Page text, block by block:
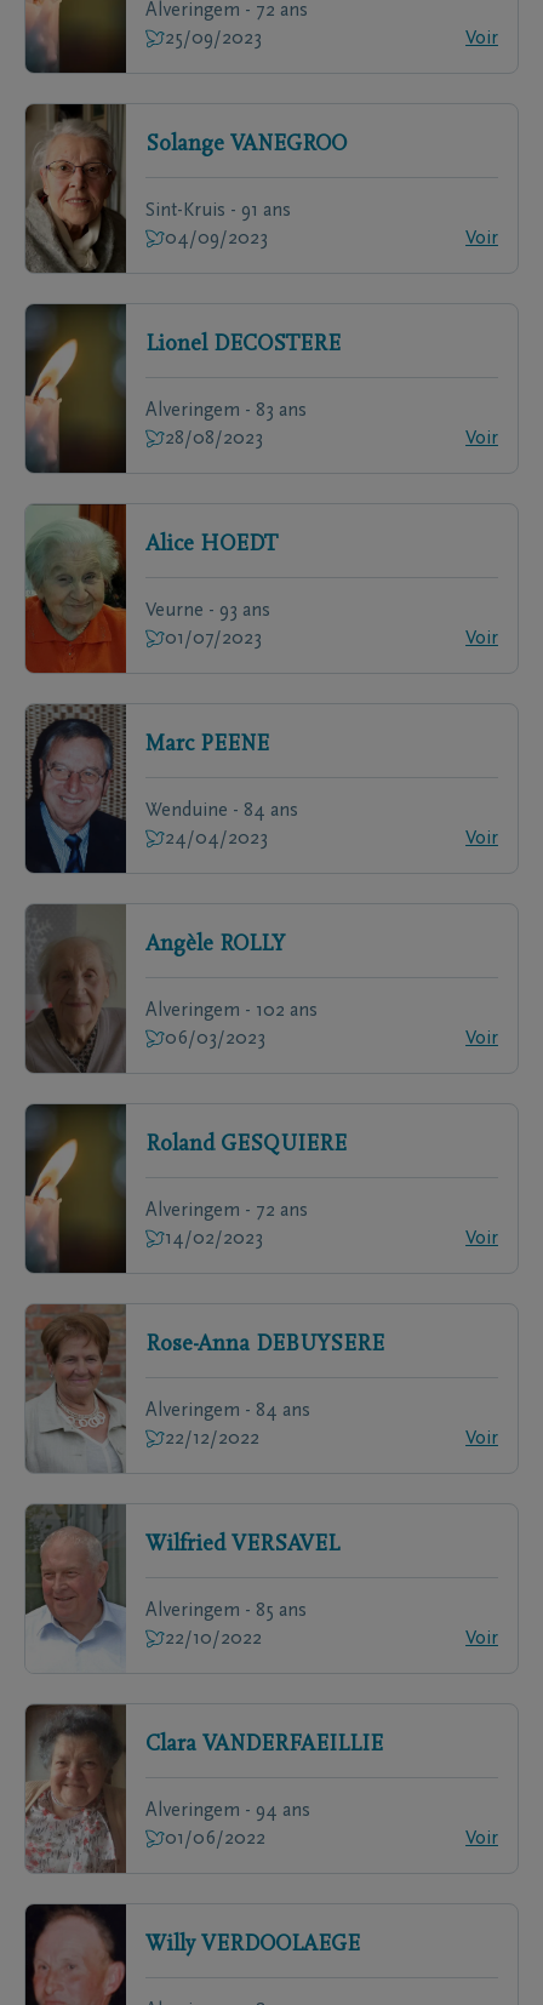
Alveringem - 72 ans
25/09/2023
Voir
Solange VANEGROO
Sint-Kruis - 91 ans
04/09/2023
Voir
Lionel DECOSTERE
Alveringem - 83 ans
28/08/2023
Voir
Alice HOEDT
Veurne - 93 ans
01/07/2023
Voir
Marc PEENE
Wenduine - 84 ans
24/04/2023
Voir
Angèle ROLLY
Alveringem - 102 ans
06/03/2023
Voir
Roland GESQUIERE
Alveringem - 72 ans
14/02/2023
Voir
Rose-Anna DEBUYSERE
Alveringem - 84 ans
22/12/2022
Voir
Wilfried VERSAVEL
Alveringem - 85 ans
22/10/2022
Voir
Clara VANDERFAEILLIE
Alveringem - 94 ans
01/06/2022
Voir
Willy VERDOOLAEGE